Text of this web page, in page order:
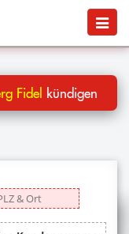
Menü
Fidel kündigen